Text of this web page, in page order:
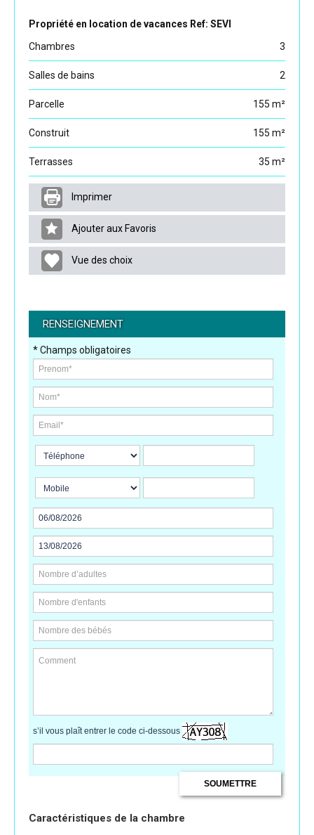
Propriété en location de vacances Ref: SEVI
Chambres
3
Salles de bains 2
Parcelle 155 m²
Construit 155 m²
Terrasses 35 m²
Imprimer
Ajouter aux Favoris
Vue des choix
RENSEIGNEMENT
* Champs obligatoires
s’il vous plaît entrer le code ci-dessous
Caractéristiques de la chambre